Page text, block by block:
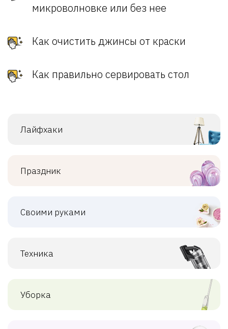
микроволновке или без нее
Как очистить джинсы от краски
Как правильно сервировать стол
Лайфхаки
Праздник
Своими руками
Техника
Уборка